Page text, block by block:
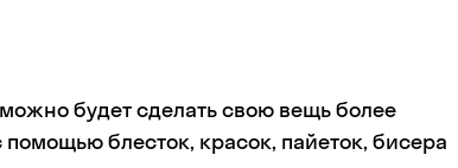
будет сделать свою вещь более
блесток, красок, пайеток, бисера